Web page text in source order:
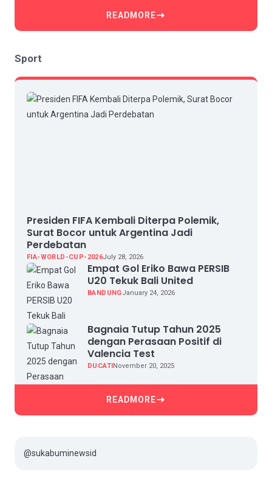
READMORE
Sport
Presiden FIFA Kembali Diterpa Polemik,
Surat Bocor untuk Argentina Jadi
Perdebatan
FIA-WORLD-CUP-2026July 28, 2026
Empat Gol Eriko Bawa PERSIB
U20 Tekuk Bali United
BANDUNGJanuary 24, 2026
Bagnaia Tutup Tahun 2025
dengan Perasaan Positif di
Valencia Test
DUCATINovember 20, 2025
READMORE
@sukabuminewsid